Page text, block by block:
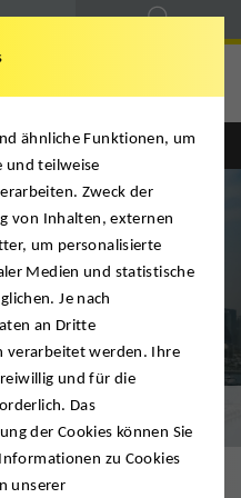
ähnliche Funktionen, um
und teilweise
Zweck der
von Inhalten, externen
um personalisierte
Medien und statistische
Je nach
an Dritte
verarbeitet werden. Ihre
und für die
Das
der Cookies können Sie
zu Cookies
unserer